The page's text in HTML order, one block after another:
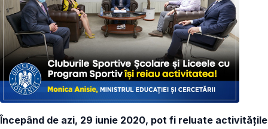
Începând de azi, 29 iunie 2020, pot fi reluate activitățile